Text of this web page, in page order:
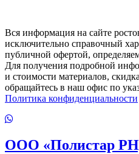
Вся информация на сайте
исключительно справочный
публичной офертой,
Для получения подробной
и стоимости материалов,
обращайтесь в наш офис по
Политика конфиденциальности
ООО «Полистар